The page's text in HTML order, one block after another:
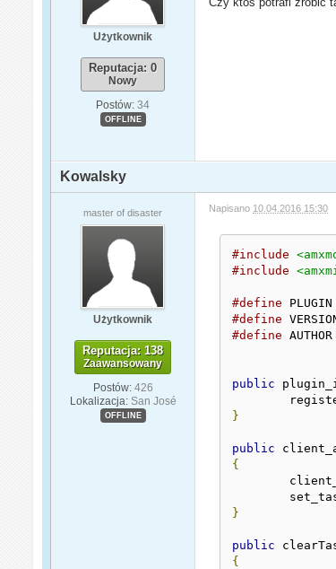
Użytkownik
Reputacja: 0
Nowy
Postów: 34
OFFLINE
Kowalsky
master of disaster
Użytkownik
Reputacja: 138
Zaawansowany
Postów: 426
Lokalizacja: San José
OFFLINE
Napisano 10.04.2016 15:30
#include
#include
#define PLUGIN
#define
#define AUTHOR
public
}
public
{
}
public
{